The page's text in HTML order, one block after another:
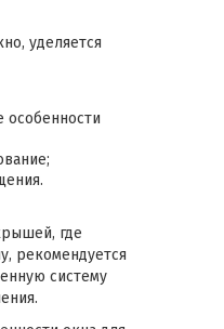
уделяется
особенности
где
рекомендуется
систему